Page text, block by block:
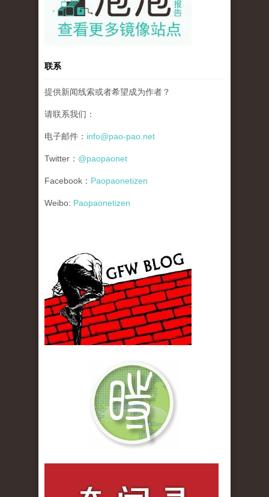
联系
提供新闻线索或者希望成为作者？
请联系我们：
电子邮件： info@pao-pao.net
Twitter： @paopaonet
Facebook： Paopaonetizen
Weibo: Paopaonetizen
gfw_blog_small.jpg